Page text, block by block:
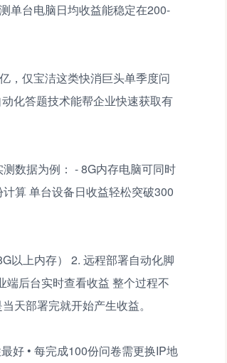
单台电脑日均收益能稳定在200-
，仅宝洁这类快消巨头单季度问
化答题技术能帮企业快速获取有
数据为例： - 8G内存电脑可同时
算 单台设备日收益轻松突破300
以上内存） 2. 远程部署自动化脚
端后台实时查看收益 整个过程不
天部署完就开始产生收益。
好 • 每完成100份问卷需更换IP地